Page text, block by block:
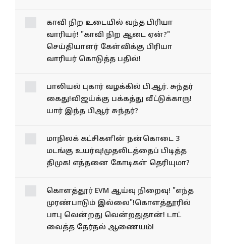
காவி நிற உடையில் வந்த பிரியா
வாரியர்! "காவி நிற ஆடை ஏன்?"
செய்தியாளர் கேள்விக்கு பிரியா
வாரியர் கொடுத்த பதில்!
பாலியல் புகார் வழக்கில் பி.ஆர். சுந்தர்
கைது!விஜய்க்கு பக்கத்து வீட்டுக்காரு!
யார் இந்த பிஆர் சுந்தர்?
மாநிலக் கட்சிகளின் நன்கொடை 3
மடங்கு உயர்வு!முதலிடத்தைப் பிடித்த
திமுக! எத்தனை கோடிகள் தெரியுமா?
கொளத்தூர் EVM ஆய்வு நிறைவு! "எந்த
முரண்பாடும் இல்லை"!கொளத்தூரில்
பாபு வென்றது வென்றதுதான்! டாட்
வைத்த தேர்தல் ஆணையம்!